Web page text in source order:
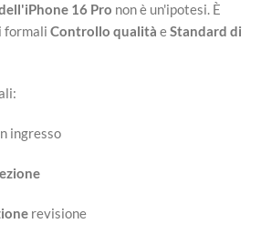
16 Pro non è un'ipotesi. È
formali Controllo qualità eStandard di
ingresso
revisione